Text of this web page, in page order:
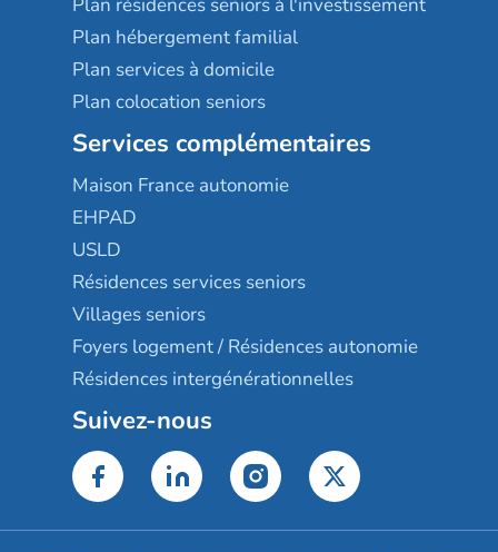
Plan hébergement familial
Plan services à domicile
Plan colocation seniors
Services complémentaires
Maison France autonomie
EHPAD
USLD
Résidences services seniors
Villages seniors
Foyers logement / Résidences autonomie
Résidences intergénérationnelles
Suivez-nous